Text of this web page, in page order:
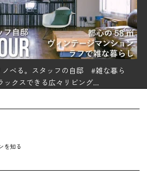
ノベる。スタッフの自邸 #雑な暮ら
ックスできる広々リビング...
を知る